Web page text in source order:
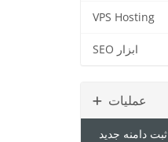
VPS Hosting
SEO ابزار
عملیات
ثبت دامنه جدید